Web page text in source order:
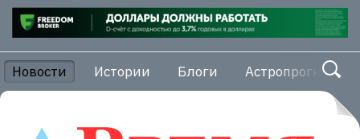
Новости Истории Блоги Астропрогноз